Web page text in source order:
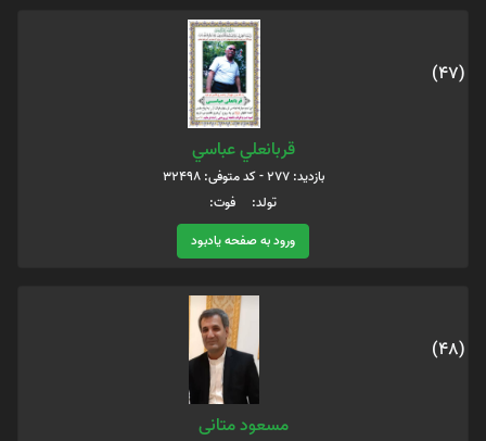
(47)
قربانعلي عباسي
بازدید: 277 - کد متوفی: 32498
تولد: فوت:
ورود به صفحه یادبود
(48)
مسعود متانی